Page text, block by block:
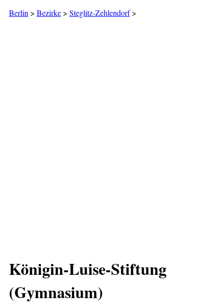
Berlin > Bezirke > Steglitz-Zehlendorf>
Königin-Luise-Stiftung
(Gymnasium)